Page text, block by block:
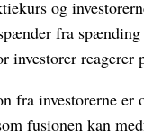
og
fra
investorer reagerer
fra investorerne
fusionen kan